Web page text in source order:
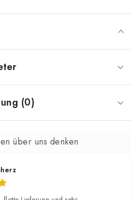
(0)